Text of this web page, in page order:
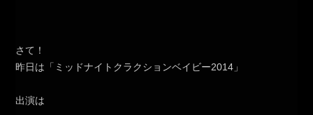
さて！
昨日は「ミッドナイトクラクションベイビー2014」
出演は